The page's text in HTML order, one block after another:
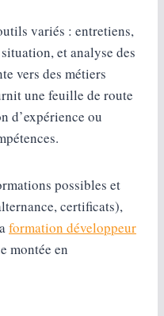
variés : entretiens,
et analyse des
vers des métiers
une feuille de route
d’expérience ou
possibles et
certificats),
formation développeur
montée en